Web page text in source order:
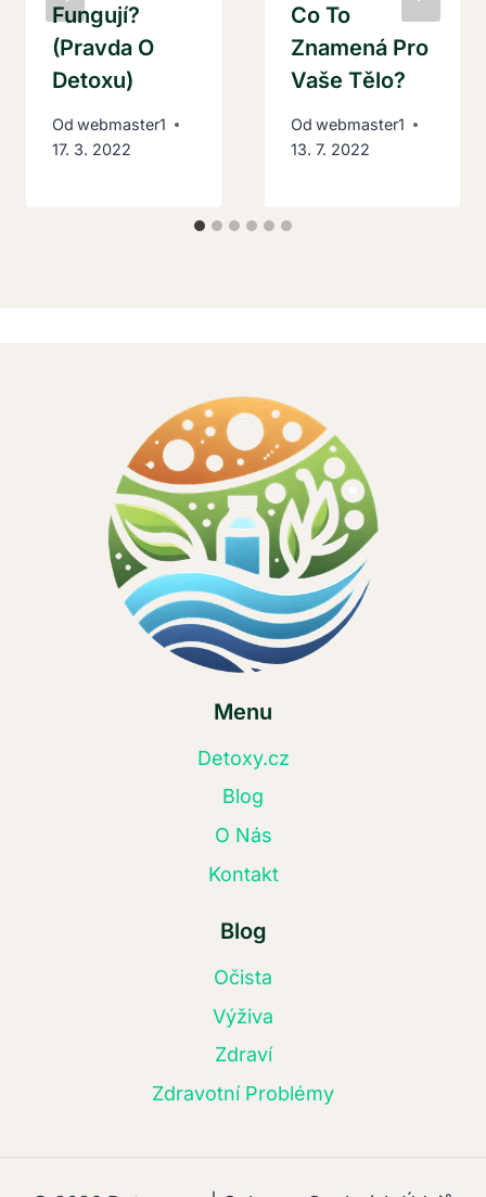
Fungují?
(Pravda O
Detoxu)
Od webmaster1
17. 3. 2022
Co To
Znamená Pro
Vaše Tělo?
Od webmaster1
13. 7. 2022
Menu
Detoxy.cz
Blog
O Nás
Kontakt
Blog
Očista
Výživa
Zdraví
Zdravotní Problémy